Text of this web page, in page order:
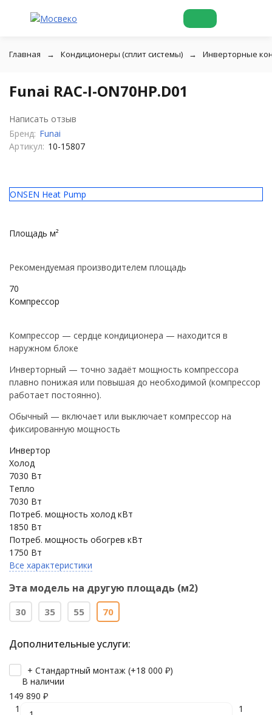
Главная Кондиционеры (сплит системы) Инверторные
Funai RAC-I-ON70HP.D01
Написать отзыв
Бренд: Funai
Артикул: 10-15807
ONSEN Heat Pump
Площадь м²
Рекомендуемая производителем площадь
70
Компрессор
Компрессор — сердце кондиционера — находится в
наружном блоке
Инверторный — точно задаёт мощность компрессора
плавно понижая или повышая до необходимой (компрессор
работает постоянно).
Обычный — включает или выключает компрессор на
фиксированную мощность
Инвертор
Холод
7030 Вт
Тепло
7030 Вт
Потреб. мощность холод кВт
1850 Вт
Потреб. мощность обогрев кВт
1750 Вт
Все характеристики
Эта модель на другую площадь (м2)
30 35 55 70
Дополнительные услуги:
+ Стандартный монтаж (+18 000 ₽)
В наличии
149 890 ₽
1
1